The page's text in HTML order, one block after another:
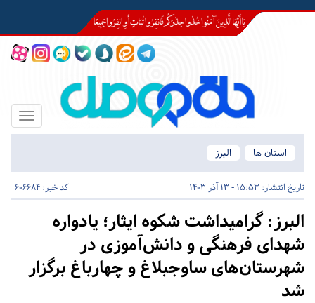
Toggle
استان ها
البرز
تاریخ انتشار: 15:53 - 13 آذر 1403 کد خبر: 606684
البرز: گرامیداشت شکوه ایثار؛ یادواره
شهدای فرهنگی و دانش‌آموزی در
شهرستان‌های ساوجبلاغ و چهارباغ برگزار
شد